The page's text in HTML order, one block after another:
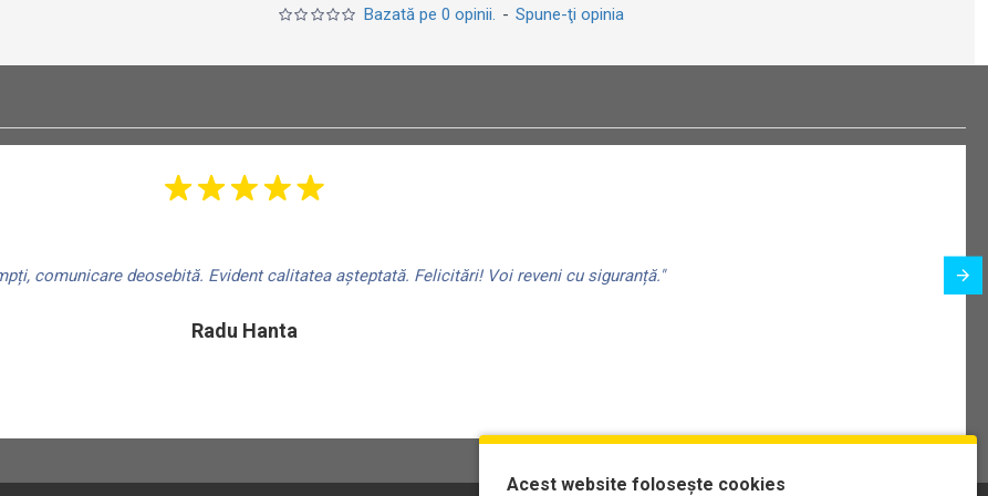
Bazată pe 0 opinii. - Spune-ţi opinia
comunicare deosebită. Evident calitatea așteptată. Felicitări! Voi reveni cu siguranță."
Radu Hanta
Acest website folosește cookies